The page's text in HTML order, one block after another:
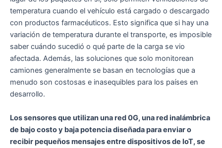
temperatura cuando el vehículo está cargado o descargado
con productos farmacéuticos. Esto significa que si hay una
variación de temperatura durante el transporte, es imposible
saber cuándo sucedió o qué parte de la carga se vio
afectada. Además, las soluciones que solo monitorean
camiones generalmente se basan en tecnologías que a
menudo son costosas e inasequibles para los países en
desarrollo.
Los sensores que utilizan una red 0G, una red inalámbrica
de bajo costo y baja potencia diseñada para enviar o
recibir pequeños mensajes entre dispositivos de IoT, se